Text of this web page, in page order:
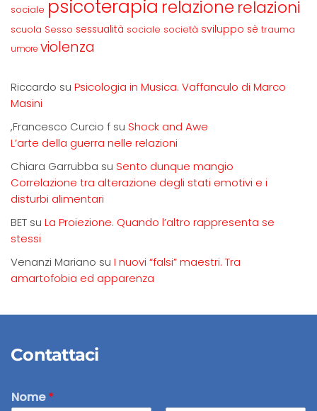
sociale psicoterapia relazione relazioni
scuola Sesso sessualità sociale società sviluppo sè trauma
umore violenza
Riccardo su Psicologia in Musica. Vaffanculo di Marco
Masini
,Francesco Curcio f su Shock and Awe
L’arte della guerra nelle relazioni
Chiara Garrubba su Sento dunque mangio
Correlazione tra alterazione degli stati emotivi e i
disturbi alimentari
BET su La Proiezione. Quando l’altro rappresenta se
stessi
Venanzi Mariano su I nuovi “falsi” maestri. Tra
amartofobia ed apparenza
Contattaci
Nome*